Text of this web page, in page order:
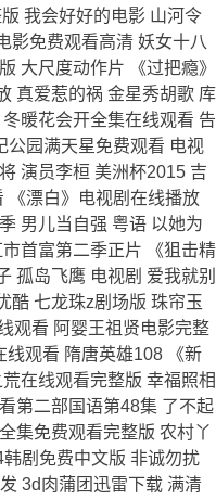
我会好好的电影 山河令
影免费观看高清 妖女十八
大尺度动作片 《过把瘾》
真爱惹的祸 金星秀胡歌 库
暖花会开全集在线观看 告
公园满天星免费观看 电视
演员李桓 美洲杯2015 吉
《漂白》电视剧在线播放
男儿当自强 粤语 以她为
首富第二季正片 《狙击精
孤岛飞鹰 电视剧 爱我就别
酷 七龙珠z剧场版 珠帘玉
观看 阿婴王祖贤电影完整
线观看 隋唐英雄108 《新
在线观看完整版 幸福照相
第二部国语第48集 了不起
集免费观看完整版 农村丫
剧免费中文版 非诚勿扰
3d肉蒲团迅雷下载 满清